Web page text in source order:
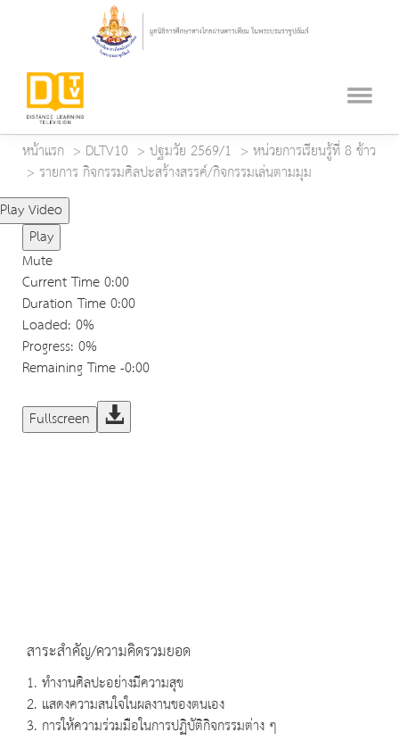
หน้าแรก DLTV10 ปฐมวัย 2569/1
หน่วยการเรียนรู้ที่ 8 ข้าว
รายการ กิจกรรมศิลปะสร้างสรรค์/กิจกรรมเล่นตามมุม
Play Video
Play
Mute
Current Time0:00
Duration Time0:00
Loaded: 0%
Progress: 0%
Remaining Time-0:00
Fullscreen
สาระสำคัญ/ความคิดรวมยอด
1. ทำงานศิลปะอย่างมีความสุข
2. แสดงความสนใจในผลงานของตนเอง
3. การให้ความร่วมมือในการปฏิบัติกิจกรรมต่าง ๆ